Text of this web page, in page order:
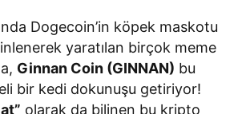
Dogecoin’in köpek maskotu
yaratılan birçok meme
Ginnan Coin (GINNAN) bu
bir kedi dokunuşu getiriyor!
olarak da bilinen bu kripto